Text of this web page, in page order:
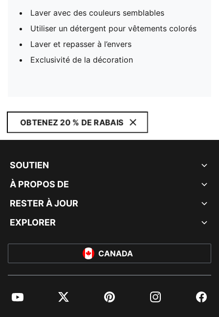
Laver avec des couleurs semblables
Utiliser un détergent pour vêtements colorés
Laver et repasser à l’envers
Exclusivité de la décoration
OBTENEZ 20 % DE RABAIS
SOUTIEN
À PROPOS DE
RESTER À JOUR
EXPLORER
CANADA
YouTube Twitter Pinterest Instagram